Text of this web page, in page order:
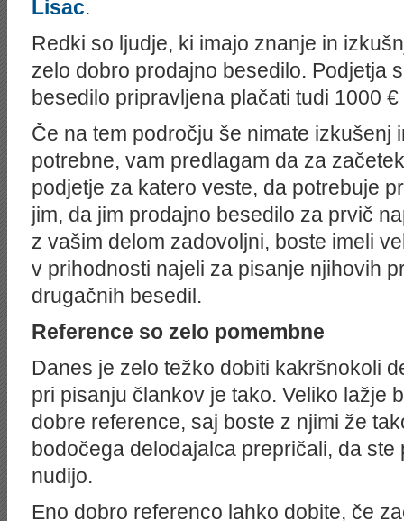
Lisac.
Redki so ljudje, ki imajo znanje in
zelo dobro prodajno besedilo. Podjetja
besedilo pripravljena plačati tudi 1000 €
Če na tem področju še nimate izkušenj
potrebne, vam predlagam da za
podjetje za katero veste, da potrebuje
jim, da jim prodajno besedilo za prvič
z vašim delom zadovoljni, boste imeli
v prihodnosti najeli za pisanje njihovih
drugačnih besedil.
Reference so zelo pomembne
Danes je zelo težko dobiti kakršnokoli
pri pisanju člankov je tako. Veliko lažje
dobre reference, saj boste z njimi že
bodočega delodajalca prepričali, da
nudijo.
Eno dobro referenco lahko dobite, če